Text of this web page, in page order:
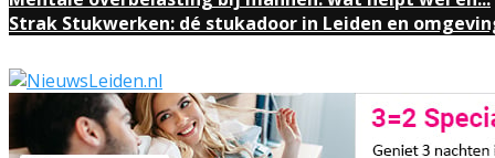
Strak Stukwerken: dé stukadoor in Leiden en